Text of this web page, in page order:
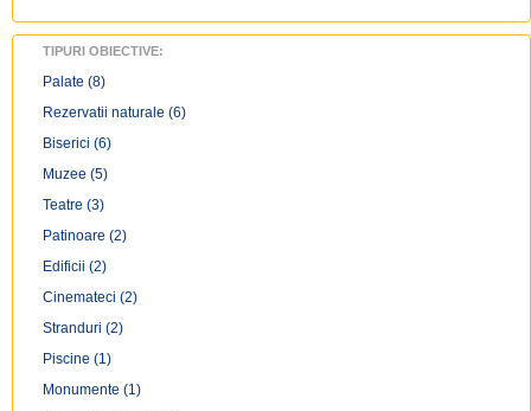
TIPURI OBIECTIVE:
Palate (8)
Rezervatii naturale (6)
Biserici (6)
Muzee (5)
Teatre (3)
Patinoare (2)
Edificii (2)
Cinemateci (2)
Stranduri (2)
Piscine (1)
Monumente (1)